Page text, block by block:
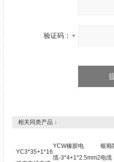
验证码：
相关同类产品：
YC3*35+1*16
YCW橡胶电
缆-3*4+1*2.5mm2
银顺
电缆